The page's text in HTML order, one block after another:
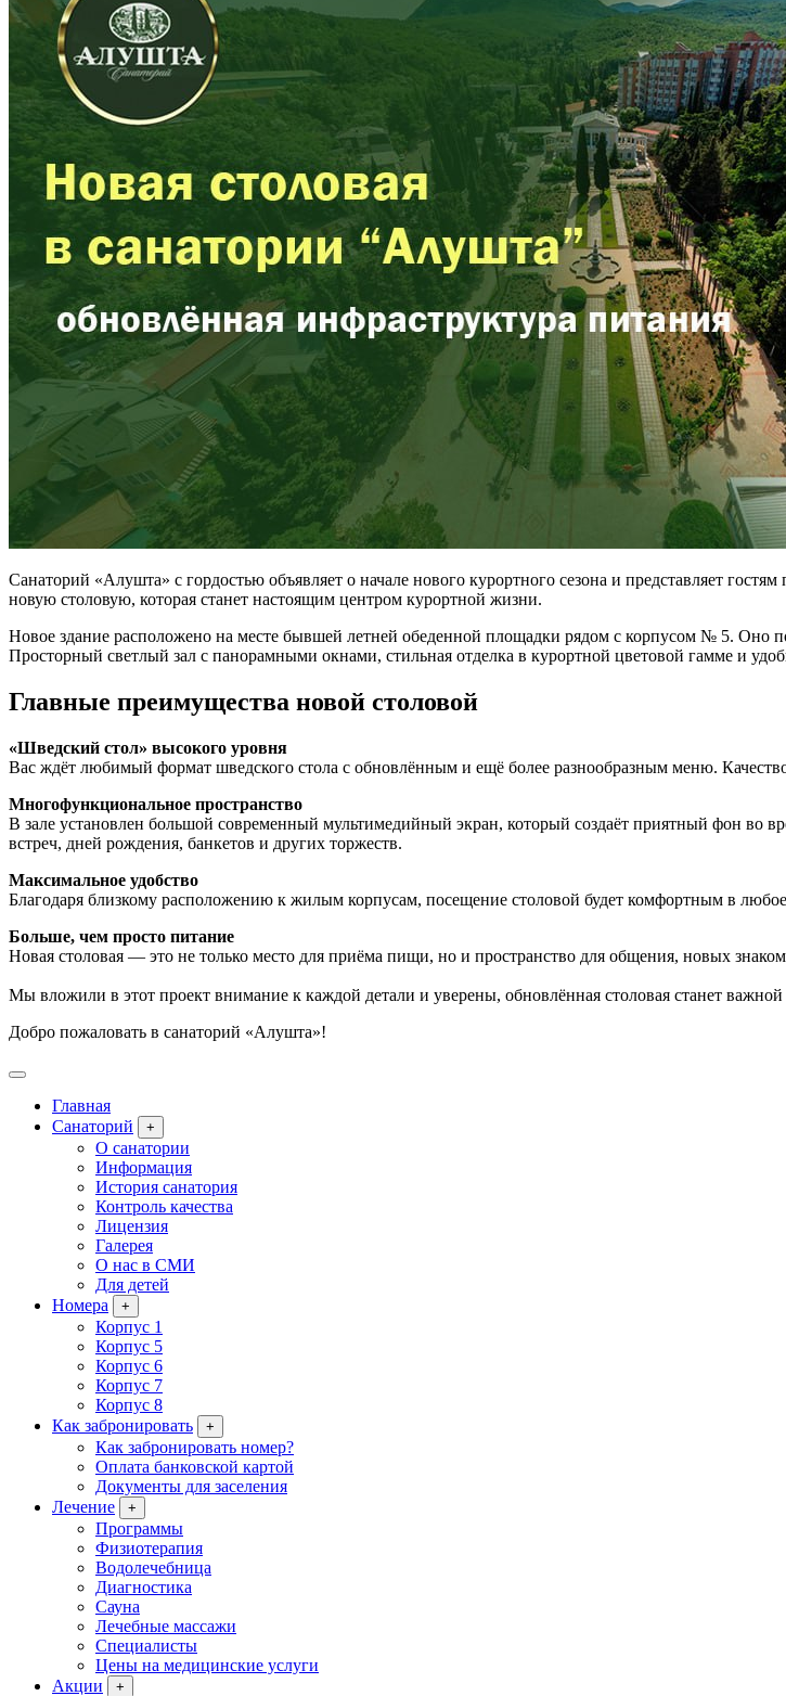
Санаторий «Алушта» с гордостью объявляет о начале нового курортного сезона и представляет
новую столовую, которая станет настоящим центром курортной жизни.
Новое здание расположено на месте бывшей летней обеденной площадки рядом с корпусом № 5. Оно
Просторный светлый зал с панорамными окнами, стильная отделка в курортной цветовой гамме и
Главные преимущества новой столовой
«Шведский стол» высокого уровня
Вас ждёт любимый формат шведского стола с обновлённым и ещё более разнообразным меню.
Многофункциональное пространство
В зале установлен большой современный мультимедийный экран, который создаёт приятный фон во
встреч, дней рождения, банкетов и других торжеств.
Максимальное удобство
Благодаря близкому расположению к жилым корпусам, посещение столовой будет комфортным в
Больше, чем просто питание
Новая столовая — это не только место для приёма пищи, но и пространство для общения, новых
Мы вложили в этот проект внимание к каждой детали и уверены, обновлённая столовая станет
Добро пожаловать в санаторий «Алушта»!
Главная
Санаторий
+
О санатории
Информация
История санатория
Контроль качества
Лицензия
Галерея
О нас в СМИ
Для детей
Номера
+
Корпус 1
Корпус 5
Корпус 6
Корпус 7
Корпус 8
Как забронировать
+
Как забронировать номер?
Оплата банковской картой
Документы для заселения
Лечение
+
Программы
Физиотерапия
Водолечебница
Диагностика
Сауна
Лечебные массажи
Специалисты
Цены на медицинские услуги
Акции
+